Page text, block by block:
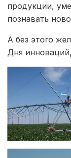
продукции,
познавать
А без этого
Дня